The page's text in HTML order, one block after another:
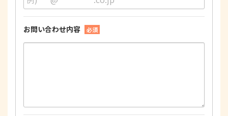
お問い合わせ内容 必須